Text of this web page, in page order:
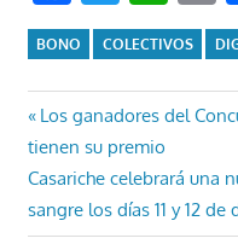
BONO COLECTIVOS
Navegación
de
entradas
Entrada
anterior:
Los ganadores del
tienen su premio
Entrada
siguiente:
Casariche celebrará una
sangre los días 11 y 12 de